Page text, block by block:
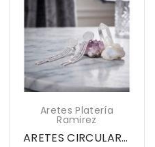
Aretes Platería
Ramirez
ARETES CIRCULARES CON FLECOS EN PLATA LEY 925 Y...